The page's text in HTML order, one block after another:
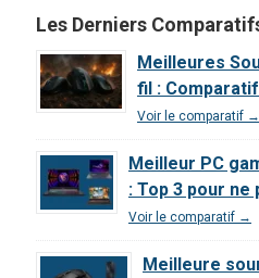
Notre Test
Complet et
Avis 2026
Wireless : Le
meilleur
rapport
qualité/prix
de 2026 ?
Les Derniers
Meilleures
fil :
Voir le comparatif →
Meilleur PC
: Top 3 pour
Voir le comparatif →
Meilleure